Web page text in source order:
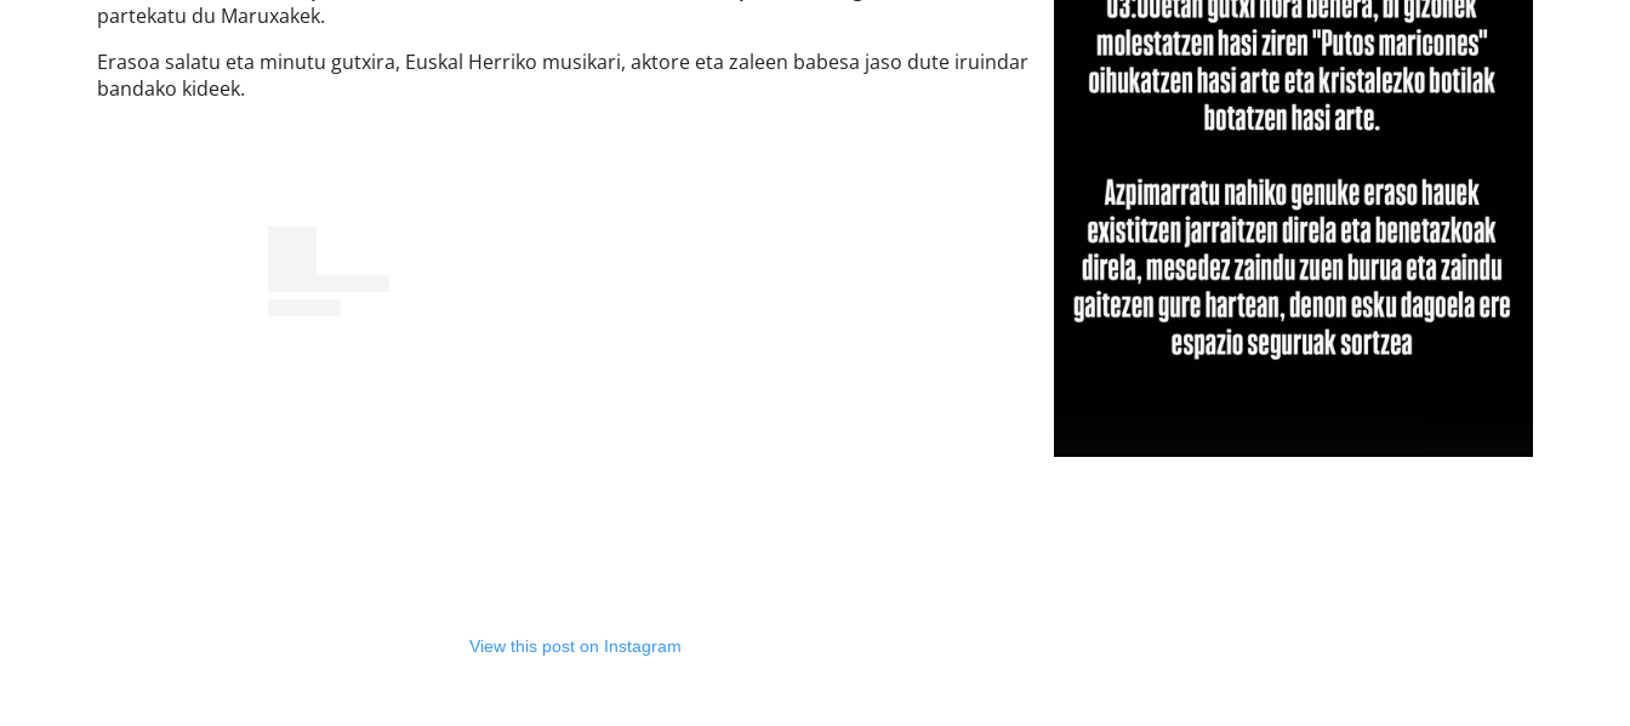
partekatu du Maruxakek.
Erasoa salatu eta minutu gutxira, Euskal Herriko musikari, aktore eta zaleen babesa jaso dute iruindar
bandako kideek.
View this post on Instagram